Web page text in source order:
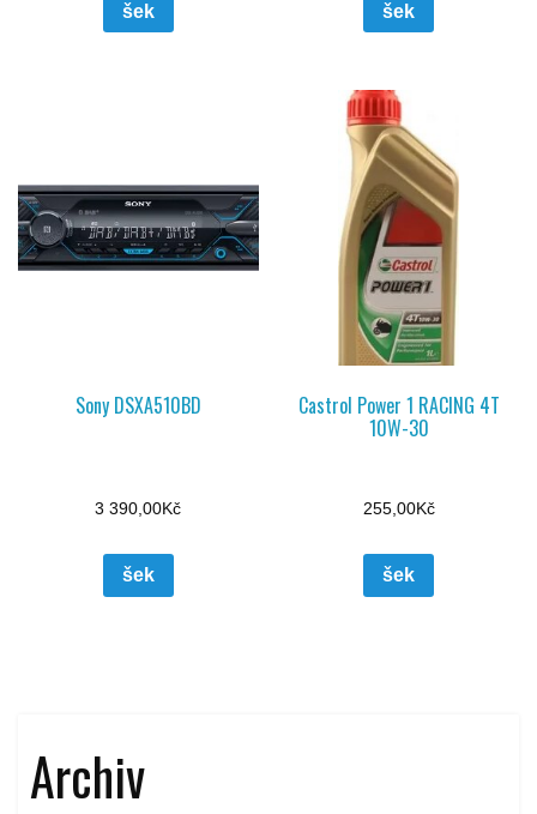
šek šek
Sony DSXA510BD
3 390,00Kč
šek
Castrol Power 1 RACING 4T
10W-30
255,00Kč
šek
Archiv